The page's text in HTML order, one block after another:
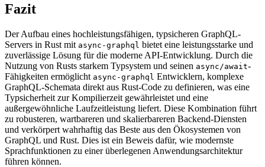
Fazit
Der Aufbau eines hochleistungsfähigen, typsicheren GraphQL-
Servers in Rust mit async-graphql bietet eine leistungsstarke und
zuverlässige Lösung für die moderne API-Entwicklung. Durch die
Nutzung von Rusts starkem Typsystem und seinen async/await-
Fähigkeiten ermöglicht async-graphql Entwicklern, komplexe
GraphQL-Schemata direkt aus Rust-Code zu definieren, was eine
Typsicherheit zur Kompilierzeit gewährleistet und eine
außergewöhnliche Laufzeitleistung liefert. Diese Kombination führt
zu robusteren, wartbareren und skalierbareren Backend-Diensten
und verkörpert wahrhaftig das Beste aus den Ökosystemen von
GraphQL und Rust. Dies ist ein Beweis dafür, wie modernste
Sprachfunktionen zu einer überlegenen Anwendungsarchitektur
führen können.